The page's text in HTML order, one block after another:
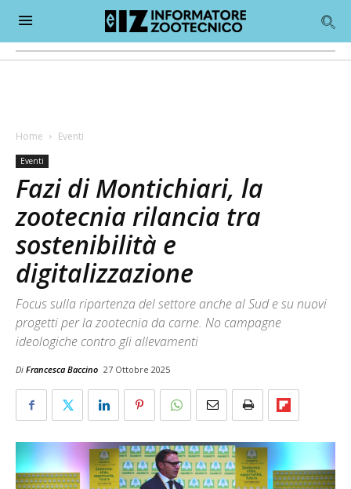
Home Eventi
Eventi
Fazi di Montichiari, la
zootecnia rilancia tra
sostenibilità e
digitalizzazione
Focus sulla ripartenza del settore anche al Sud e su nuovi
progetti per la zootecnia da carne. No campagne
ideologiche contro gli allevamenti
Di Francesca Baccino 27 Ottobre 2025